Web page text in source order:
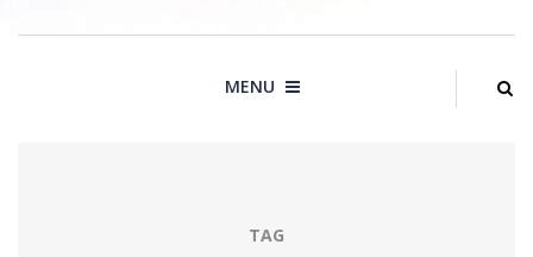
MENU
TAG